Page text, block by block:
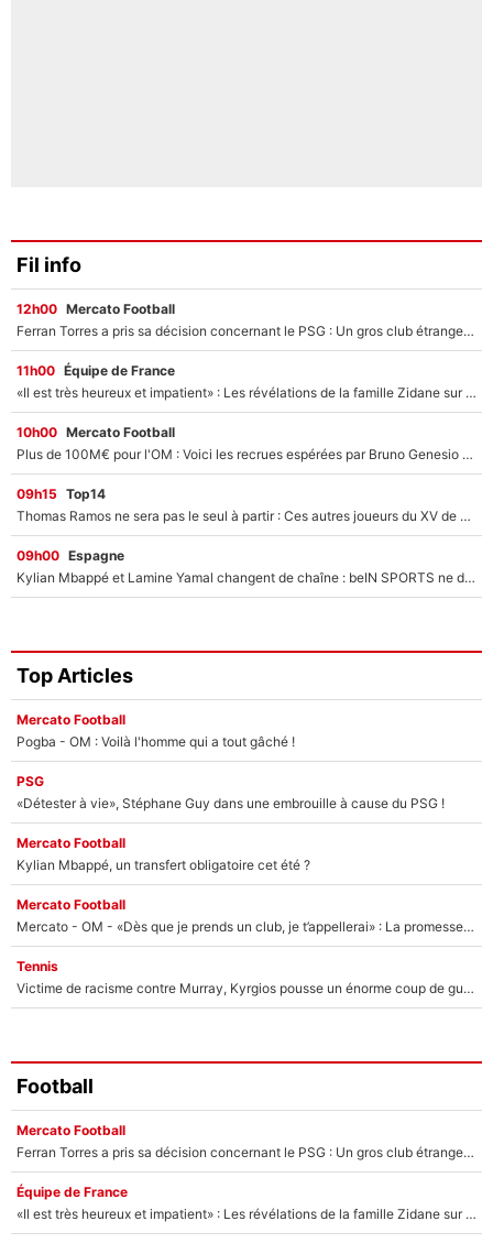
Fil info
12h00 Mercato Football
Ferran Torres a pris sa décision concernant le PSG : Un gros club étranger prêt à relancer le feuilleton pour la signature du champion du monde 2026 !
11h00 Équipe de France
«Il est très heureux et impatient» : Les révélations de la famille Zidane sur sa prise de pouvoir en équipe de France !
10h00 Mercato Football
Plus de 100M€ pour l'OM : Voici les recrues espérées par Bruno Genesio et Grégory Lorenzi après l’opération dégraissage
09h15 Top14
Thomas Ramos ne sera pas le seul à partir : Ces autres joueurs du XV de France pourraient aussi quitter le Stade Toulousain, un club de Top 14 est déjà sur les rangs
09h00 Espagne
Kylian Mbappé et Lamine Yamal changent de chaîne : beIN SPORTS ne digère pas cette décision historique et prédit un fiasco pour la Liga
Top Articles
Mercato Football
Pogba - OM : Voilà l'homme qui a tout gâché !
PSG
«Détester à vie», Stéphane Guy dans une embrouille à cause du PSG !
Mercato Football
Kylian Mbappé, un transfert obligatoire cet été ?
Mercato Football
Mercato - OM - «Dès que je prends un club, je t’appellerai» : La promesse de Marcelino au moment de claquer la porte
Tennis
Victime de racisme contre Murray, Kyrgios pousse un énorme coup de gueule !
Football
Mercato Football
Ferran Torres a pris sa décision concernant le PSG : Un gros club étranger prêt à relancer le feuilleton pour la signature du champion du monde 2026 !
Équipe de France
«Il est très heureux et impatient» : Les révélations de la famille Zidane sur sa prise de pouvoir en équipe de France !